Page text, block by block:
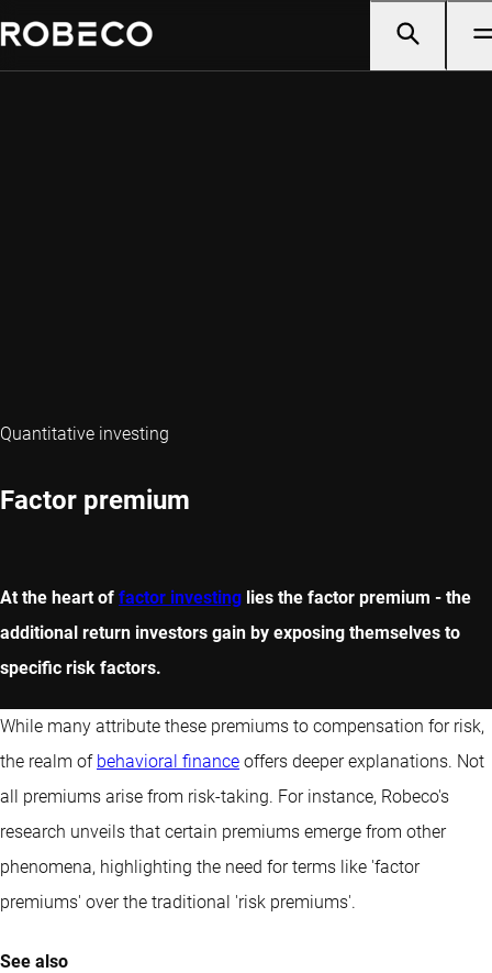
Quantitative investing
Factor premium
At the heart of factor investing lies the factor premium - the
additional return investors gain by exposing themselves to
specific risk factors.
While many attribute these premiums to compensation for risk,
the realm of behavioral finance offers deeper explanations. Not
all premiums arise from risk-taking. For instance, Robeco's
research unveils that certain premiums emerge from other
phenomena, highlighting the need for terms like 'factor
premiums' over the traditional 'risk premiums'.
See also